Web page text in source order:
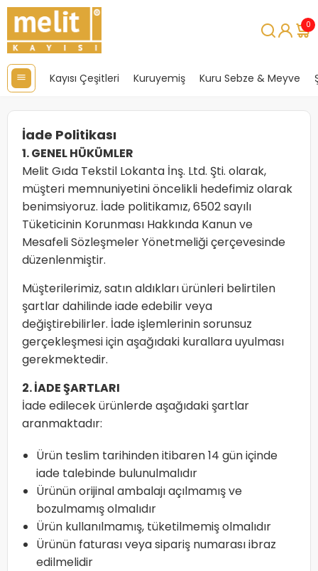
0
Kayısı Çeşitleri Kuruyemiş Kuru Sebze & Meyve
İade Politikası
1. GENEL HÜKÜMLER
Melit Gıda Tekstil Lokanta İnş. Ltd. Şti. olarak,
müşteri memnuniyetini öncelikli hedefimiz olarak
benimsiyoruz. İade politikamız, 6502 sayılı
Tüketicinin Korunması Hakkında Kanun ve
Mesafeli Sözleşmeler Yönetmeliği çerçevesinde
düzenlenmiştir.
Müşterilerimiz, satın aldıkları ürünleri belirtilen
şartlar dahilinde iade edebilir veya
değiştirebilirler. İade işlemlerinin sorunsuz
gerçekleşmesi için aşağıdaki kurallara uyulması
gerekmektedir.
2. İADE ŞARTLARI
İade edilecek ürünlerde aşağıdaki şartlar
aranmaktadır:
Ürün teslim tarihinden itibaren 14 gün içinde
iade talebinde bulunulmalıdır
Ürünün orijinal ambalajı açılmamış ve
bozulmamış olmalıdır
Ürün kullanılmamış, tüketilmemiş olmalıdır
Ürünün faturası veya sipariş numarası ibraz
edilmelidir